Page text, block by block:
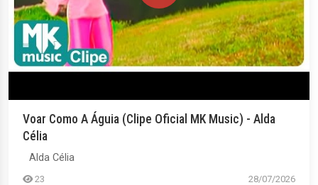
Voar Como A Águia (Clipe Oficial MK Music) - Alda
Célia
Alda Célia
23 28/07/2026